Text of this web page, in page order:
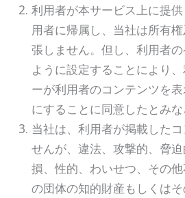
利用者が本サービス上に提
用者に帰属し、当社は所有
張しません。但し、利用者
ように設定することにより
ーが利用者のコンテンツを
にすることに同意したとみな
当社は、利用者が掲載した
せんが、違法、攻撃的、脅
損、性的、わいせつ、その
の団体の知的財産もしくは